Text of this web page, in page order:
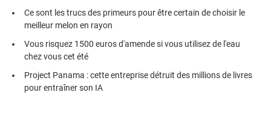
Ce sont les trucs des primeurs pour être certain de choisir le
meilleur melon en rayon
Vous risquez 1500 euros d'amende si vous utilisez de l'eau
chez vous cet été
Project Panama : cette entreprise détruit des millions de livres
pour entraîner son IA